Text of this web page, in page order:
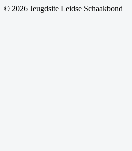
© 2026 Jeugdsite Leidse Schaakbond